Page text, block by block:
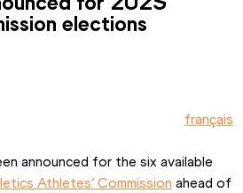
elections
français
announced for the six available
Athletes’ Commission ahead of